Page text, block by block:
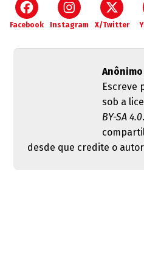
Facebook Instagram X/Twitter
Anônimo
Escreve
sob a
BY-SA 4.0
desde que credite o